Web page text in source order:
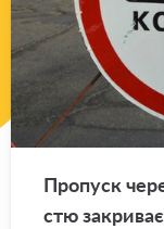
Про­пуск
стю